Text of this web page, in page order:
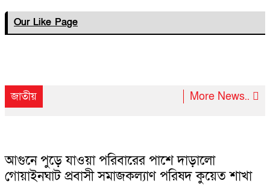
পারে!
জাগ্রত আছিম গ্রন্থাগার এর ৭ম প্রতিষ্ঠাবার্ষিকী
প্রধানমন্ত্রী শেখ হাসিনার সঙ্গে সেলফি তুললেন
জো বাইডেন
Our Like Page
জাতীয় More News..
আগুনে পুড়ে যাওয়া পরিবারের পাশে দাড়ালো
গোয়াইনঘাট প্রবাসী সমাজকল্যাণ পরিষদ কুয়েত শাখা